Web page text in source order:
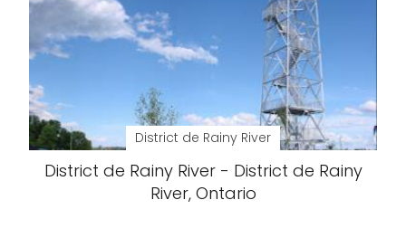
District de Rainy River
District de Rainy River - District de Rainy
River, Ontario